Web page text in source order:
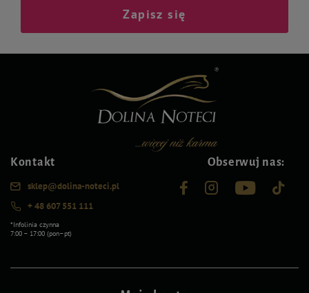
Zapisz się
Kontakt
sklep@dolina-noteci.pl
+ 48 607 551 111
*Infolinia czynna
7:00 – 17:00 (pon–pt)
Obserwuj nas: